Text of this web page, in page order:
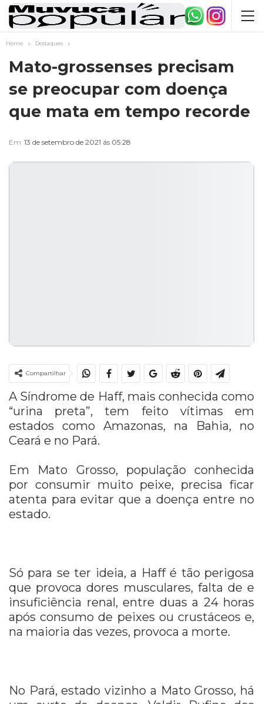
Home Destaques
Mato-grossenses precisam
se preocupar com doença
que mata em tempo recorde
Em 13 de setembro de 2021 ás 05:28
Compartilhar
A Síndrome de Haff, mais conhecida como
“urina preta”, tem feito vítimas em
estados como Amazonas, na Bahia, no
Ceará e no Pará.
Em Mato Grosso, população conhecida
por consumir muito peixe, precisa ficar
atenta para evitar que a doença entre no
estado.
Só para se ter ideia, a Haff é tão perigosa
que provoca dores musculares, falta de e
insuficiência renal, entre duas a 24 horas
após consumo de peixes ou crustáceos e,
na maioria das vezes, provoca a morte.
No Pará, estado vizinho a Mato Grosso, há